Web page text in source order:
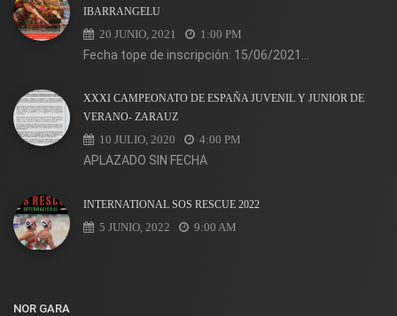
IBARRANGELU
20 JUNIO, 2021 1:00 PM
Fecha tope de inscripción: 15/06/2021...
XXXI CAMPEONATO DE ESPAÑA JUVENIL Y JUNIOR DE
VERANO- ZARAUZ
10 JULIO, 2020 4:00 PM
APLAZADO SIN FECHA
INTERNATIONAL SOS RESCUE 2022
5 JUNIO, 2022 9:00 AM
NOR GARA